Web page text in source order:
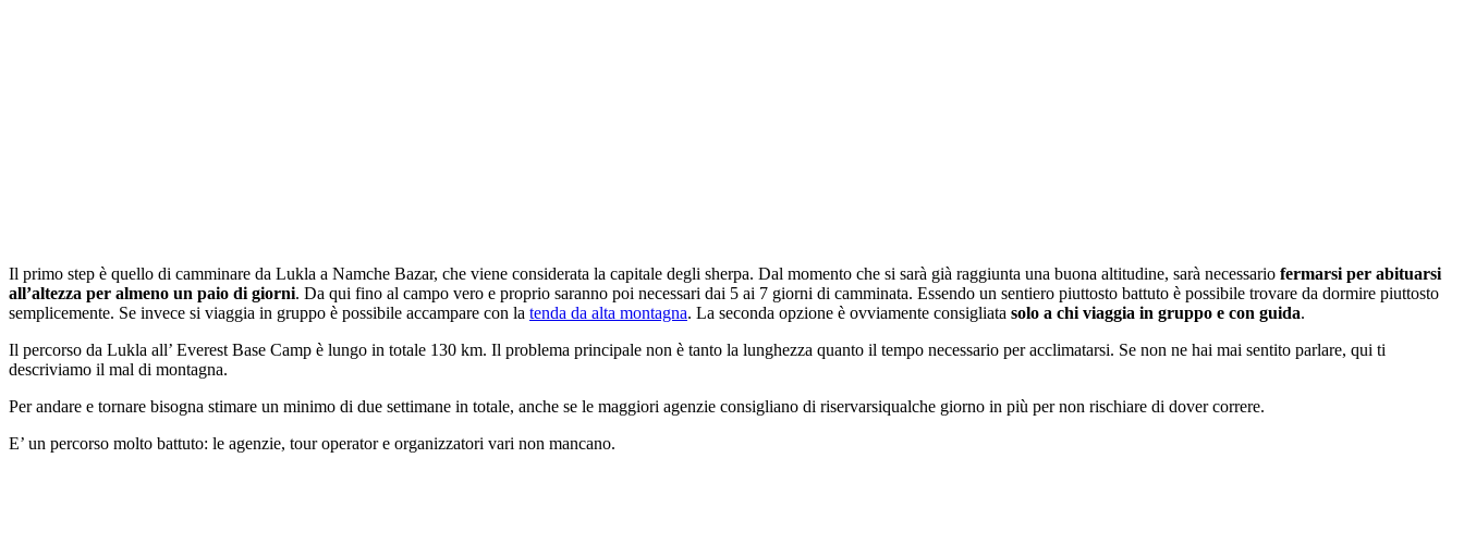
Il primo step è quello di camminare da Lukla a Namche Bazar, che viene considerata la capitale degli sherpa. Dal momento che si sarà già raggiunta una buona altitudine, sarà necessario fermarsi per abituarsi
all’altezza per almeno un paio di giorni. Da qui fino al campo vero e proprio saranno poi necessari dai 5 ai 7 giorni di camminata. Essendo un sentiero piuttosto battuto è possibile trovare da dormire piuttosto
semplicemente. Se invece si viaggia in gruppo è possibile accampare con la tenda da alta montagna. La seconda opzione è ovviamente consigliata solo a chi viaggia in gruppo e con guida.
Il percorso da Lukla all’ Everest Base Camp è lungo in totale 130 km. Il problema principale non è tanto la lunghezza quanto il tempo necessario per acclimatarsi. Se non ne hai mai sentito parlare, qui ti
descriviamo il mal di montagna.
Per andare e tornare bisogna stimare un minimo di due settimane in totale, anche se le maggiori agenzie consigliano di riservarsiqualche giorno in più per non rischiare di dover correre.
E’ un percorso molto battuto: le agenzie, tour operator e organizzatori vari non mancano.